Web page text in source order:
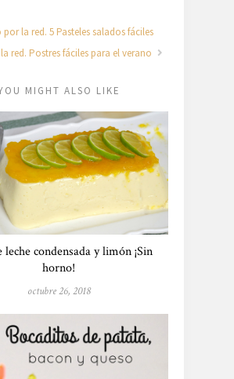
por la red. 5 Pasteles salados fáciles
red. Postres fáciles para el verano
MIGHT ALSO LIKE
leche condensada y limón ¡Sin
horno!
octubre 26, 2018